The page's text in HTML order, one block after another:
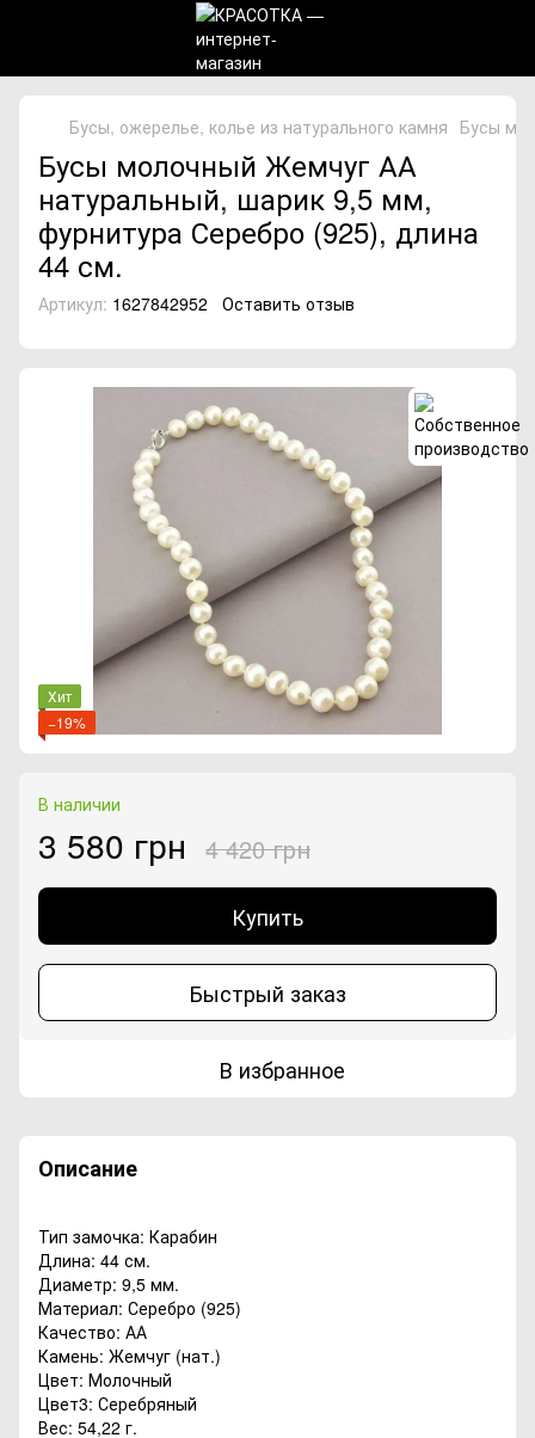
Бусы, ожерелье, колье из натурального камня Бусы
Бусы молочный Жемчуг АА
натуральный, шарик 9,5 мм,
фурнитура Серебро (925), длина
44 см.
Артикул: 1627842952 Оставить отзыв
Хит
−19%
В наличии
3 580 грн 4 420 грн
Купить
Быстрый заказ
В избранное
Описание
Тип замочка: Карабин
Длина: 44 см.
Диаметр: 9,5 мм.
Материал: Серебро (925)
Качество: АА
Камень: Жемчуг (нат.)
Цвет: Молочный
Цвет3: Серебряный
Вес: 54,22 г.